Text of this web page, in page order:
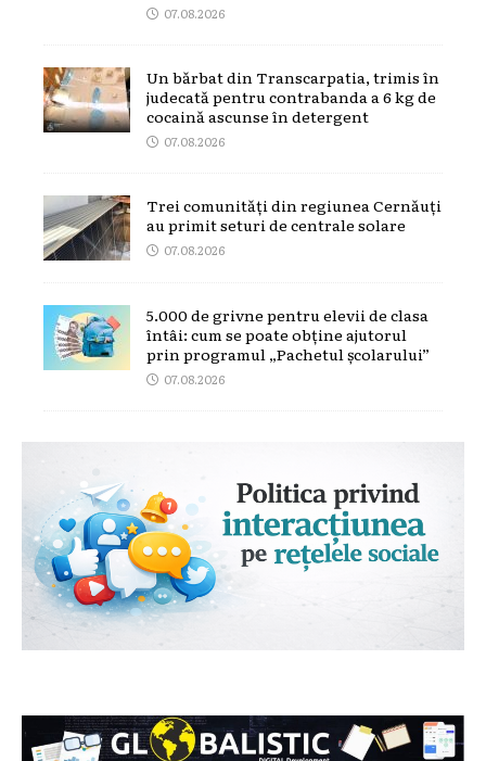
07.08.2026
Un bărbat din Transcarpatia, trimis în
judecată pentru contrabanda a 6 kg de
cocaină ascunse în detergent
07.08.2026
Trei comunități din regiunea Cernăuți
au primit seturi de centrale solare
07.08.2026
5.000 de grivne pentru elevii de clasa
întâi: cum se poate obține ajutorul
prin programul „Pachetul școlarului”
07.08.2026